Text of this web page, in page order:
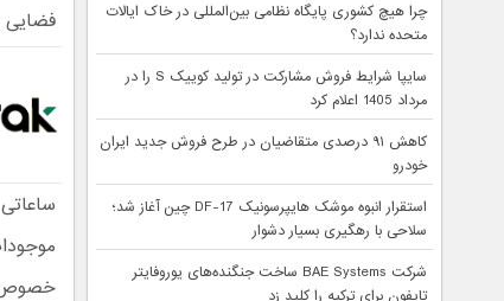
فضایی
چرا هیچ کشوری پایگاه نظامی بین‌المللی در خاک ایالات
متحده ندارد؟
سایپا شرایط فروش مشارکت در تولید کوییک S را در
مرداد 1405 اعلام کرد
کاهش ۹۱ درصدی متقاضیان در طرح فروش جدید ایران
خودرو
استقرار انبوه موشک هایپرسونیک DF-17 چین آغاز شد؛
سلاحی با رهگیری بسیار دشوار
شرکت BAE Systems ساخت جنگنده‌های یوروفایتر
تایفون برای ترکیه را کلید زد